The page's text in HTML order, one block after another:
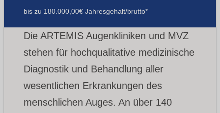
bis zu 180.000,00€ Jahresgehalt/brutto*
Die ARTEMIS Augenkliniken und MVZ
stehen für hochqualitative medizinische
Diagnostik und Behandlung aller
wesentlichen Erkrankungen des
menschlichen Auges. An über 140